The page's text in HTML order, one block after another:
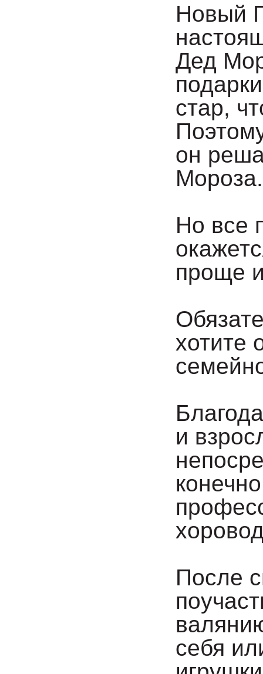
Новый
Дед
стар,
он
Но все
проще
хотите
и
После
себя